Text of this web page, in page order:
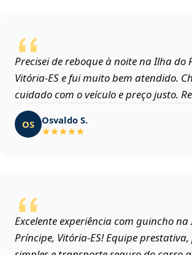
Precisei de reboque à noite na Ilha do
Vitória‑ES e fui muito bem atendido.
cuidado com o veículo e preço justo.
OS Osvaldo S.
Excelente experiência com guincho
Príncipe, Vitória‑ES! Equipe prestativa,